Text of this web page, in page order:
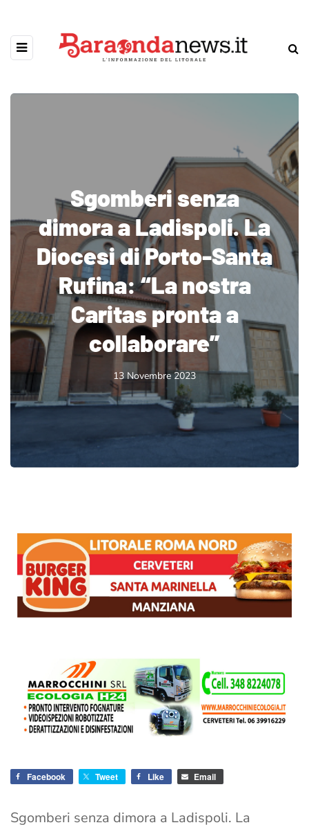
Sgomberi senza
dimora a Ladispoli. La
Diocesi di Porto-Santa
Rufina: “La nostra
Caritas pronta a
collaborare”
13 Novembre 2023
Facebook Tweet Like Email
Sgomberi senza dimora a Ladispoli. La